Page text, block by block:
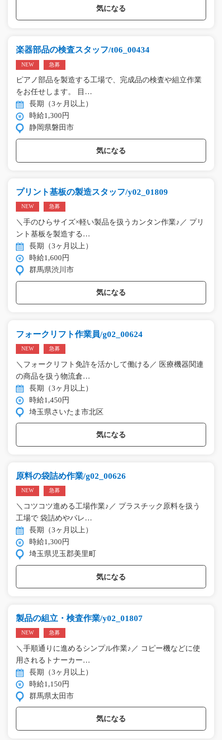
気になる
楽器部品の検査スタッフ/t06_00434
NEW 急募
ピアノ部品を製造する工場で、完成品の検査や組立作業
をお任せします。 目…
長期（3ヶ月以上）
時給1,300円
静岡県磐田市
気になる
プリント基板の製造スタッフ/y02_01809
NEW 急募
＼手のひらサイズ×軽い製品を扱うカンタン作業♪／ プリ
ント基板を製造する…
長期（3ヶ月以上）
時給1,600円
群馬県渋川市
気になる
フォークリフト作業員/g02_00624
NEW 急募
＼フォークリフト免許を活かして働ける／ 医療機器関連
の商品を扱う物流倉…
長期（3ヶ月以上）
時給1,450円
埼玉県さいたま市北区
気になる
原料の袋詰め作業/g02_00626
NEW 急募
＼コツコツ進める工場作業♪／ プラスチック原料を扱う
工場で 袋詰めやパレ…
長期（3ヶ月以上）
時給1,300円
埼玉県児玉郡美里町
気になる
製品の組立・検査作業/y02_01807
NEW 急募
＼手順通りに進めるシンプル作業♪／ コピー機などに使
用されるトナーカー…
長期（3ヶ月以上）
時給1,150円
群馬県太田市
気になる